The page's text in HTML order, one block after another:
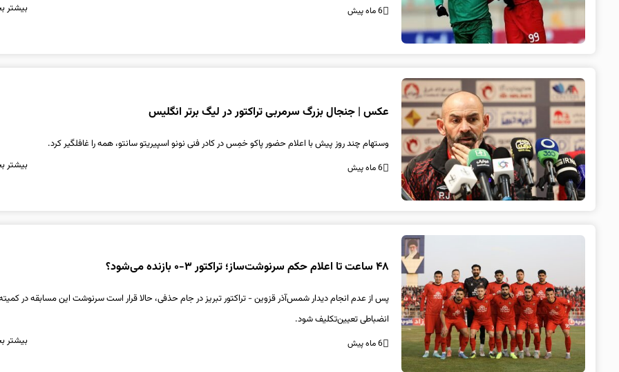
6 ماه پیش بیشتر
عکس | جنجال بزرگ سرمربی تراکتور در لیگ برتر انگلیس
وستهام چند روز پیش با اعلام حضور پاکو خمِس در کادر فنی نونو اسپیریتو سانتو، همه را غافلگیر کرد.
6 ماه پیش بیشتر
۴۸ ساعت تا اعلام حکم سرنوشت‌ساز؛ تراکتور ۳-۰ بازنده می‌شود؟
پس از عدم انجام دیدار شمس‌آذر قزوین - تراکتور تبریز در جام حذفی، حالا قرار است سرنوشت این مسابقه در
انضباطی تعیین‌تکلیف شود.
6 ماه پیش بیشتر